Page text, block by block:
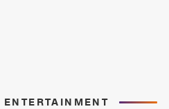
ENTERTAINMENT